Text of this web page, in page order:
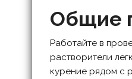
Общие
Работайте в
растворители
курение рядом с